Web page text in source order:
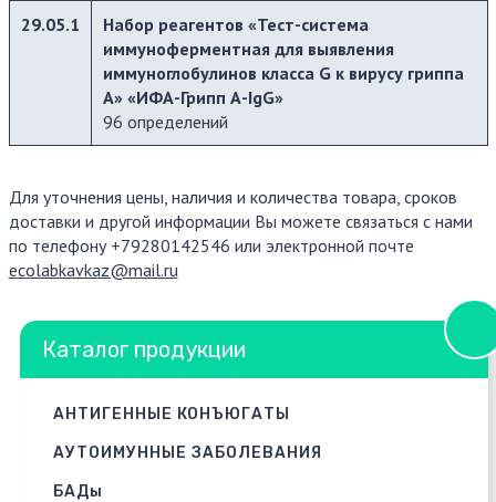
29.05.1
Набор реагентов «Тест-система
иммуноферментная для выявления
иммуноглобулинов класса G к вирусу гриппа
А» «ИФА-Грипп А-IgG»
96 определений
Для уточнения цены, наличия и количества товара, сроков
доставки и другой информации Вы можете связаться с нами
по телефону +79280142546 или электронной почте
ecolabkavkaz@mail.ru
Каталог продукции
АНТИГЕННЫЕ КОНЪЮГАТЫ
АУТОИМУННЫЕ ЗАБОЛЕВАНИЯ
БАДы